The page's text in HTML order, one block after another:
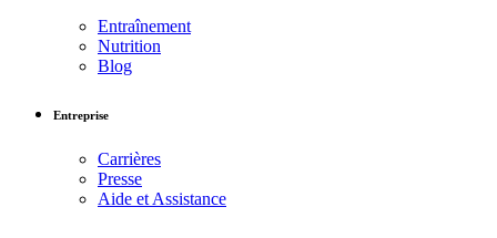
Entraînement
Nutrition
Blog
Entreprise
Carrières
Presse
Aide et Assistance